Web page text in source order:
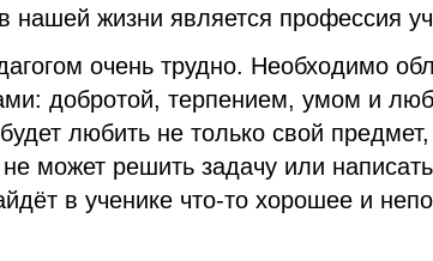
нашей жизни является профессия
очень трудно. Необходимо
добротой, терпением, умом и
любить не только свой
может решить задачу или
в ученике что-то хорошее и